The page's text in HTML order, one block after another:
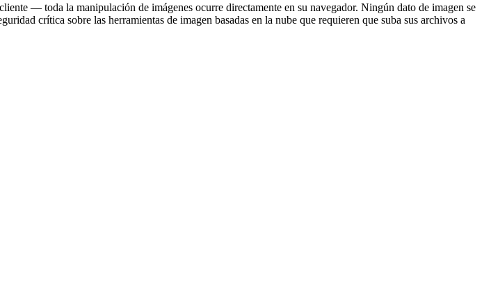
— toda la manipulación de imágenes ocurre directamente en su navegador. Ningún dato de imagen se
crítica sobre las herramientas de imagen basadas en la nube que requieren que suba sus archivos a